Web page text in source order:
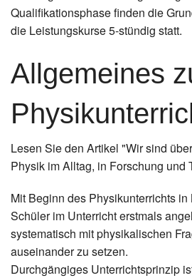
Qualifikationsphase finden die
die Leistungskurse 5-stündig statt.
Allgemeines
Lesen Sie den Artikel "Wir sind
Physik im Alltag, in Forschung und
Mit Beginn des Physikunterrichts
Schüler im Unterricht erstmals
systematisch mit physikalischen
auseinander zu setzen.
Durchgängiges Unterrichtsprinzip